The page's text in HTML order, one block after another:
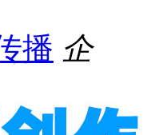
播 企